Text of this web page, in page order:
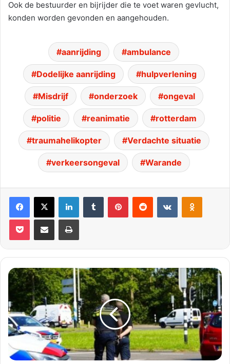
Ook de bestuurder en bijrijder die te voet waren gevlucht,
konden worden gevonden en aangehouden.
aanrijding ambulance
Dodelijke aanrijding hulpverlening
Misdrijf onderzoek ongeval
politie reanimatie rotterdam
traumahelikopter Verdachte situatie
verkeersongeval Warande
Facebook
X LinkedInTumblr PinterestReddit VKontakteOdnoklassniki
Pocket Deel via E-mail Print
Porsche
bestuurder
aangehouden
na
gevaarlijk
rijgedrag
en
veroorzaken
ongeval